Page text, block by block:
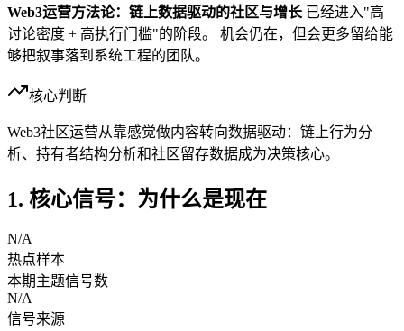
Web3运营方法论：链上数据驱动的社区与增长 已经进入"高
讨论密度 + 高执行门槛"的阶段。 机会仍在，但会更多留给能
够把叙事落到系统工程的团队。
核心判断
Web3社区运营从靠感觉做内容转向数据驱动：链上行为分
析、持有者结构分析和社区留存数据成为决策核心。
1. 核心信号：为什么是现在
N/A
热点样本
本期主题信号数
N/A
信号来源